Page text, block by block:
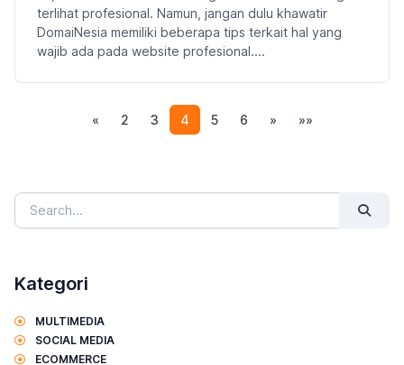
terlihat profesional. Namun, jangan dulu khawatir
DomaiNesia memiliki beberapa tips terkait hal yang
wajib ada pada website profesional....
« 2 3 4(current)
5 6 » »»
Kategori
MULTIMEDIA
SOCIAL MEDIA
ECOMMERCE